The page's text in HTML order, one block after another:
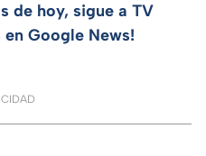
de hoy, sigue a TV
Google News!